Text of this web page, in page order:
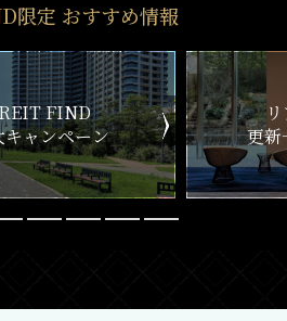
限定 おすすめ情報
リアルタイム
一覧チェック
新